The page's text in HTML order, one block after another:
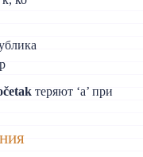
теряют ‘a’ при